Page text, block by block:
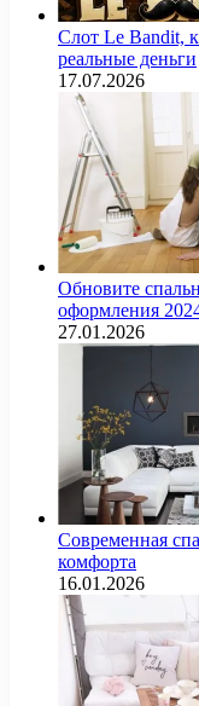
Слот Le Bandit,
реальные деньги
17.07.2026
Обновите
оформления
27.01.2026
Современная
комфорта
16.01.2026